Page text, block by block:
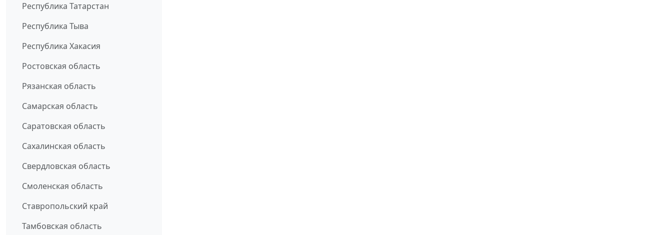
Республика Татарстан
Республика Тыва
Республика Хакасия
Ростовская область
Рязанская область
Самарская область
Саратовская область
Сахалинская область
Свердловская область
Смоленская область
Ставропольский край
Тамбовская область